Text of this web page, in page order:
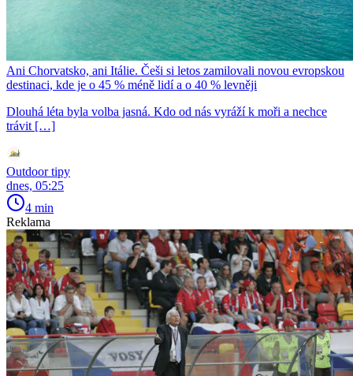
Ani Chorvatsko, ani Itálie. Češi si letos zamilovali novou evropskou
destinaci, kde je o 45 % méně lidí a o 40 % levněji
Dlouhá léta byla volba jasná. Kdo od nás vyráží k moři a nechce
trávit […]
Outdoor tipy
dnes, 05:25
4 min
Reklama